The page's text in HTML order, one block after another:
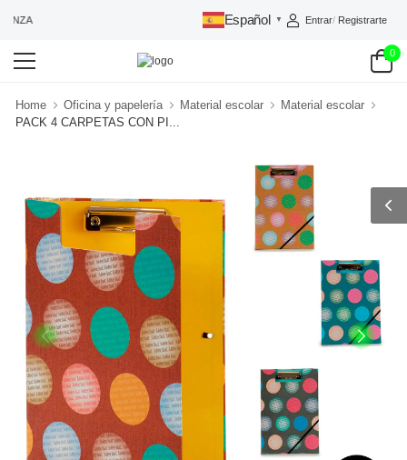
Español ▼ Entrar/ Registrarte
0
Home Oficina y papelería Material escolar
Material escolar
PACK 4 CARPETAS CON PI...